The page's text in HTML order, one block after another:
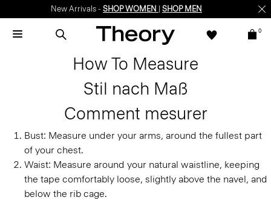
New Arrivals - SHOP WOMEN SHOP MEN
0
How To Measure
Stil nach Maß
Comment mesurer
Bust: Measure under your arms, around the fullest part
of your chest.
Waist: Measure around your natural waistline, keeping
the tape comfortably loose, slightly above the navel, and
below the rib cage.